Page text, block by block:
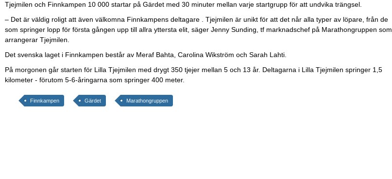
Tjejmilen och Finnkampen 10 000 startar på Gärdet med 30 minuter mellan varje startgrupp för att undvika trängsel.
– Det är väldig roligt att även välkomna Finnkampens deltagare . Tjejmilen är unikt för att det når alla typer av löpare, från de
som springer lopp för första gången upp till allra yttersta elit, säger Jenny Sunding, tf marknadschef på Marathongruppen som
arrangerar Tjejmilen.
Det svenska laget i Finnkampen består av Meraf Bahta, Carolina Wikström och Sarah Lahti.
På morgonen går starten för Lilla Tjejmilen med drygt 350 tjejer mellan 5 och 13 år. Deltagarna i Lilla Tjejmilen springer 1,5
kilometer - förutom 5-6-åringarna som springer 400 meter.
Finnkampen Gärdet Marathongruppen